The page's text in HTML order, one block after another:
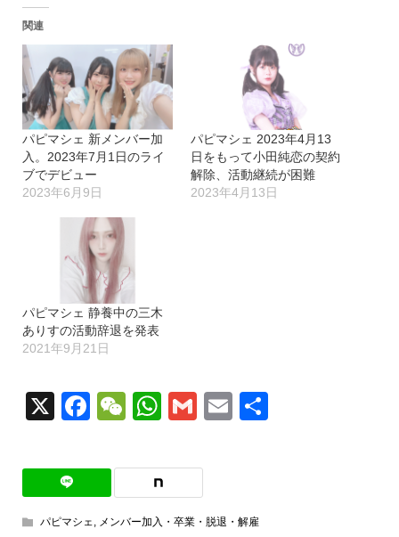
関連
パピマシェ 新メンバー加
入。2023年7月1日のライ
ブでデビュー
2023年6月9日
パピマシェ 2023年4月13
日をもって小田純恋の契約
解除、活動継続が困難
2023年4月13日
パピマシェ 静養中の三木
ありすの活動辞退を発表
2021年9月21日
X Facebook
WeChat
WhatsApp
GmailEmail
パピマシェ
メンバー加入・卒業・脱退・解雇